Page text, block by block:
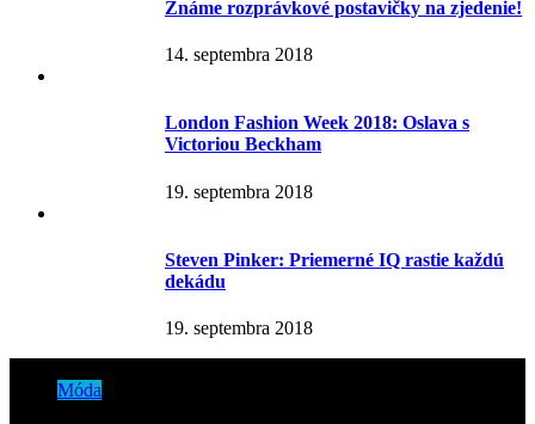
Známe rozprávkové postavičky na zjedenie!
14. septembra 2018
London Fashion Week 2018: Oslava s
Victoriou Beckham
19. septembra 2018
Steven Pinker: Priemerné IQ rastie každú
dekádu
19. septembra 2018
Móda